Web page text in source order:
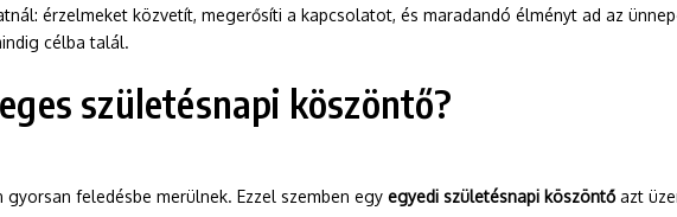
érzelmeket közvetít, megerősíti a kapcsolatot, és maradandó élményt ad az
célba talál.
születésnapi köszöntő?
feledésbe merülnek. Ezzel szemben egy egyedi születésnapi köszöntőazt